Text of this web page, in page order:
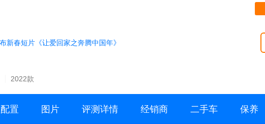
新春短片《让爱回家之奔腾中国年》
2022款
置 图片 评测详情 经销商 二手车 保养